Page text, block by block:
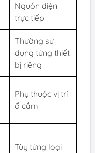
Nguồn điện
trực tiếp
Thường sử
dụng từng thiết
bị riêng
Phụ thuộc vị trí
ổ cắm
Tùy từng loại